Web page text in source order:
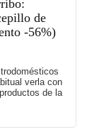
de
-56%)
verla con
de la